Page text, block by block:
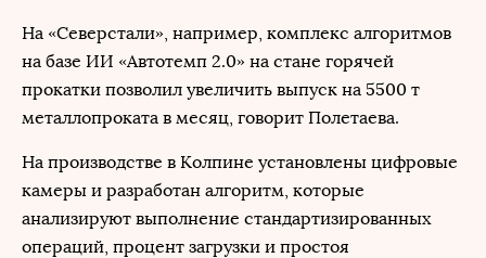
На «Северстали», например, комплекс алгоритмов
на базе ИИ «Автотемп 2.0» на стане горячей
прокатки позволил увеличить выпуск на 5500 т
металлопроката в месяц, говорит Полетаева.
На производстве в Колпине установлены цифровые
камеры и разработан алгоритм, которые
анализируют выполнение стандартизированных
операций, процент загрузки и простоя